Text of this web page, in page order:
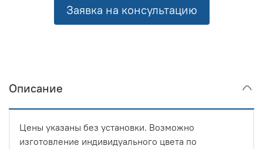
Заявка на консультацию
Описание
Цены указаны без установки. Возможно
изготовление индивидуального цвета по